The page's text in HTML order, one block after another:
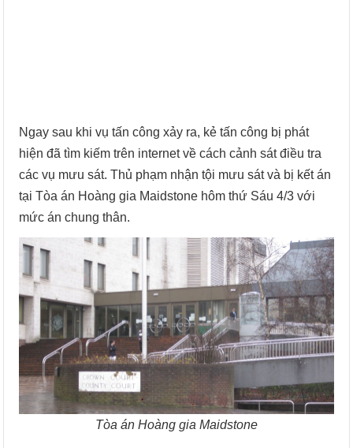
Ngay sau khi vụ tấn công xảy ra, kẻ tấn công bị phát
hiện đã tìm kiếm trên internet về cách cảnh sát điều tra
các vụ mưu sát. Thủ phạm nhận tội mưu sát và bị kết án
tại Tòa án Hoàng gia Maidstone hôm thứ Sáu 4/3 với
mức án chung thân.
Tòa án Hoàng gia Maidstone